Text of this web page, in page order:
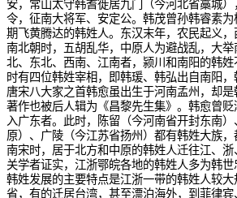
安，常山太守韩耆徙居九门（今河北省藁城
令，征南大将军、安定公。韩茂曾孙韩睿素
期飞黄腾达的韩姓人。东汉末年，农民起义，
南北朝时，五胡乱华，中原人为避战乱，大
北、东北、西南、江南者，颍川和南阳的韩
时有四位韩姓宰相，即韩瑗、韩弘出自南阳，
唐宋八大家之首韩愈虽出生于河南孟州，却
著作也被后人辑为《昌黎先生集》。韩愈曾
入广东者。此时，陈留（今河南省开封东南
原）、广陵（今江苏省扬州）都有韩姓大族，
南宋时，居于北方和中原的韩姓人迁往江、
关学者证实，江浙鄂皖各地的韩姓人多为韩世
韩姓发展的主要特点是江浙一带的韩姓人较
省，有的迁居台湾，甚至漂泊海外，到菲律